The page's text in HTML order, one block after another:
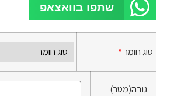
שתפו בוואצאפ
סוג חומר*
גובה(מטר)